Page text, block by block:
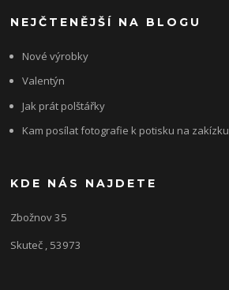
NEJČTENĚJŠÍ NA BLOGU
Nové výrobky
Valentýn
Jak prát polštářky
Kam posílat fotografie k potisku na zakízku
KDE NÁS NAJDETE
Zbožnov 35
Skuteč , 53973